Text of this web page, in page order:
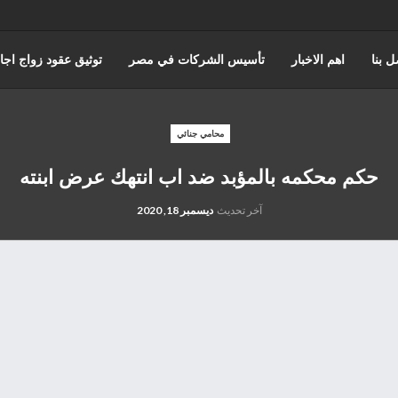
بنا اهم الاخبار تأسيس الشركات في مصر توثيق عقود زواج
اختصاصات مؤسسة حورس للمحاماه قضايا مجلس الدوله والقضاء
محامي جنائي
حكم محكمه بالمؤبد ضد اب انتهك عرض ابنته
آخر تحديث ديسمبر 18, 2020